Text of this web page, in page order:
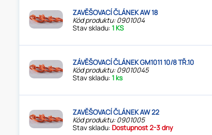
ZAVĚŠOVACÍ ČLÁNEK AW 18
Kód produktu: 0901004
Stav skladu:1 KS
ZÁVĚŠOVACÍ ČLÁNEK GM1011 10/8 TŘ.10
Kód produktu: 09010045
Stav skladu:1 ks
ZAVĚŠOVACÍ ČLÁNEK AW 22
Kód produktu: 0901005
Stav skladu: Dostupnost 2-3 dny